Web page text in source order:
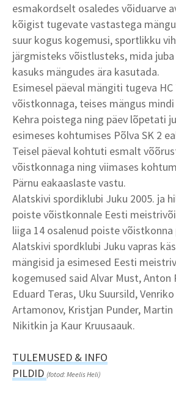
esmakordselt osaledes võiduarve
kõigist tugevate vastastega
suur kogus kogemusi, sportlikku
järgmisteks võistlusteks, mida
kasuks mängudes ära kasutada.
Esimesel päeval mängiti tugeva
võistkonnaga, teises mängus
Kehra poistega ning päev lõpetati
esimeses kohtumises Põlva SK 2
Teisel päeval kohtuti esmalt
võistkonnaga ning viimases
Pärnu eakaaslaste vastu.
Alatskivi spordiklubi Juku 2005. ja
poiste võistkonnale Eesti
liiga 14 osalenud poiste võistkonna
Alatskivi spordklubi Juku vapras
mängisid ja esimesed Eesti
kogemused said Alvar Must, Anton
Eduard Teras, Uku Suursild, Venriko
Artamonov, Kristjan Punder,
Nikitkin ja Kaur Kruusaauk.
TULEMUSED & INFO
PILDID (fotod: Meelis Heli)